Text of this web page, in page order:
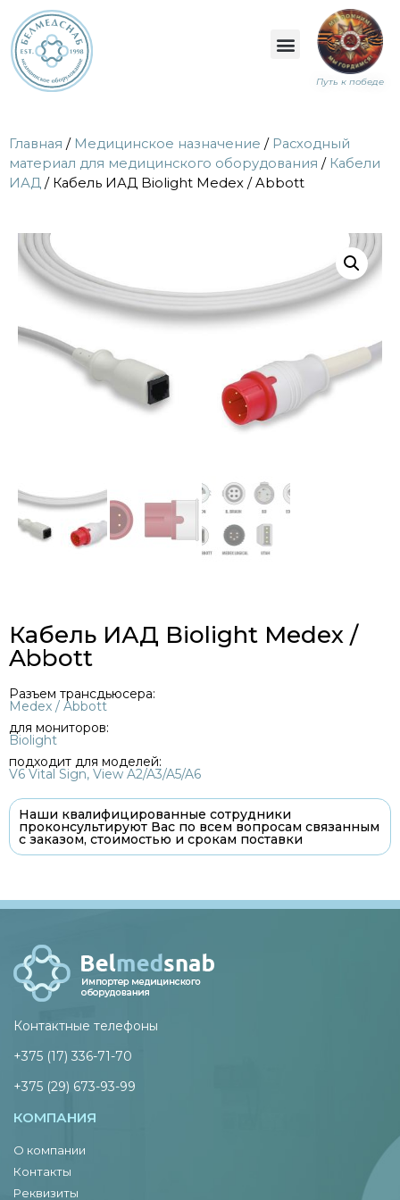
Путь к победе
Главная / Медицинское назначение / Расходный
материал для медицинского оборудования / Кабели
ИАД / Кабель ИАД Biolight Medex / Abbott
Кабель ИАД Biolight Medex /
Abbott
Разъем трансдьюсера:
Medex / Abbott
для мониторов:
Biolight
подходит для моделей:
V6 Vital Sign, View A2/A3/A5/A6
Наши квалифицированные сотрудники
проконсультируют Вас по всем вопросам связанным
с заказом, стоимостью и срокам поставки
Контактные телефоны
+375 (17) 336-71-70
+375 (29) 673-93-99
КОМПАНИЯ
О компании
Контакты
Реквизиты